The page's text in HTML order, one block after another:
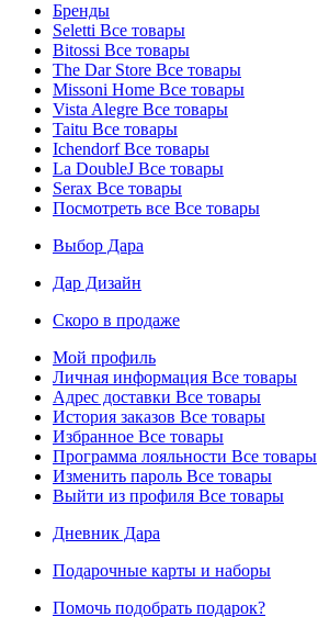
Бренды
Seletti Все товары
Bitossi Все товары
The Dar Store Все товары
Missoni Home Все товары
Vista Alegre Все товары
Taitu Все товары
IchendorfВсе товары
La DoubleJ Все товары
Serax Все товары
Посмотреть все Все товары
Выбор Дара
Дар Дизайн
Скоро в продаже
Мой профиль
Личная информация Все товары
Адрес доставки Все товары
История заказов Все товары
Избранное Все товары
Программа лояльности Все товары
Изменить пароль Все товары
Выйти из профиля Все товары
Дневник Дара
Подарочные карты и наборы
Помочь подобрать подарок?